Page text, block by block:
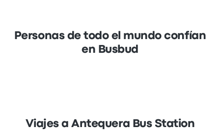
Personas de todo el mundo confían
en Busbud
Viajes a Antequera Bus Station